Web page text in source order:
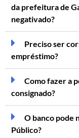
da prefeitura de
negativado?
Preciso ser
empréstimo?
Como fazer a
consignado?
O banco pode
Público?